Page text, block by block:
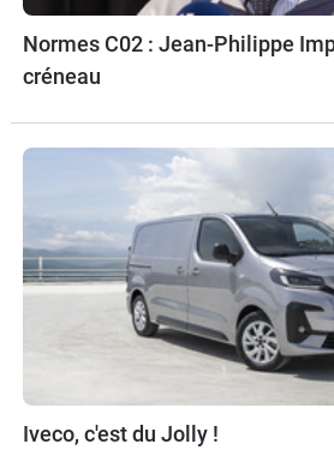
Normes C02 : Jean-Philippe
créneau
Iveco, c'est du Jolly !